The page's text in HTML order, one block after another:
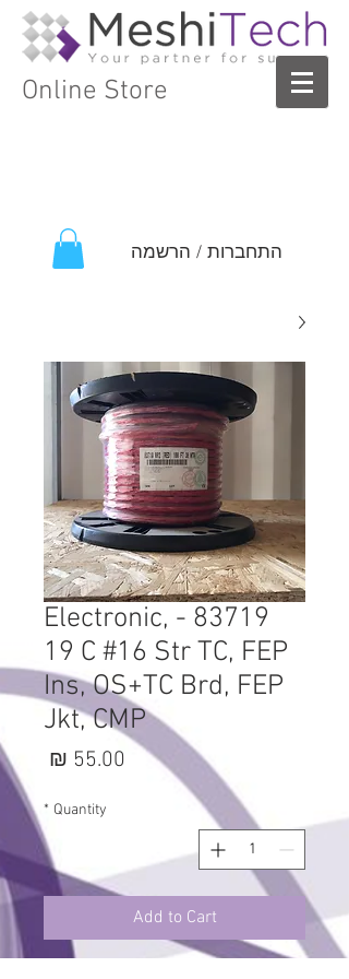
Online Store
התחברות / הרשמה
83719 - Electronic,
19 C #16 Str TC, FEP
Ins, OS+TC Brd, FEP
Jkt, CMP
55.00 ₪
Price
Quantity
*
Add to Cart